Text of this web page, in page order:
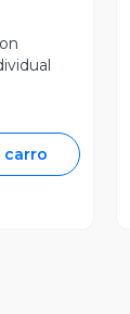
carro